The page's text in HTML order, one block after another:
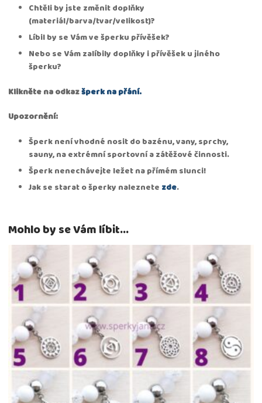
Chtěli by jste změnit doplňky
(materiál/barva/tvar/velikost)?
Líbil by se Vám ve šperku přívěšek?
Nebo se Vám zalíbily doplňky i přívěšek u jiného
šperku?
Klikněte na odkazšperk na přání.
Upozornění:
Šperk není vhodné nosit do bazénu, vany, sprchy,
sauny, na extrémní sportovní a zátěžové činnosti.
Šperk nenechávejte ležet na přímém slunci!
Jak se starat o šperky naleznete zde.
Mohlo by se Vám líbit…